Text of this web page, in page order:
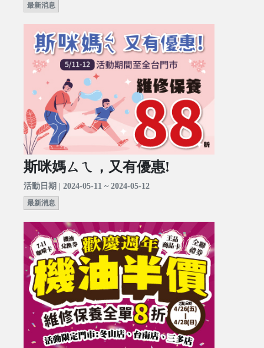
最新消息
斯咪媽ㄙㄟ，又有優惠!
活動日期 | 2024-05-11 ~ 2024-05-12
最新消息